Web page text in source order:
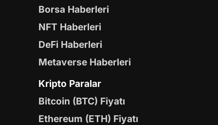
Borsa Haberleri
NFT Haberleri
DeFi Haberleri
Metaverse Haberleri
Kripto Paralar
Bitcoin (BTC) Fiyatı
Ethereum (ETH) Fiyatı